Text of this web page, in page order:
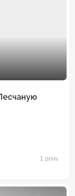
1 день